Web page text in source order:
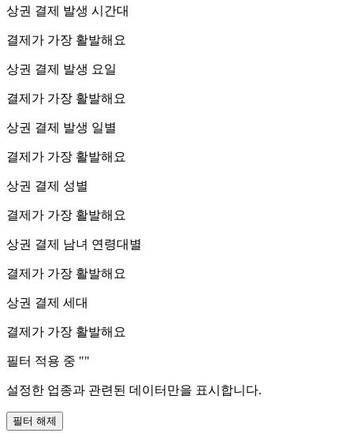
상권 결제 발생 시간대
결제가 가장 활발해요
상권 결제 발생 요일
결제가 가장 활발해요
상권 결제 발생 일별
결제가 가장 활발해요
상권 결제 성별
결제가 가장 활발해요
상권 결제 남녀 연령대별
결제가 가장 활발해요
상권 결제 세대
결제가 가장 활발해요
필터 적용 중 ""
설정한 업종과 관련된 데이터만을 표시합니다.
필터 해제